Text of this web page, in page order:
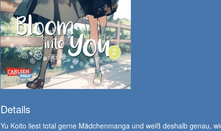
Details
Yu Koito liest total gerne Mädchenmanga und weiß deshalb genau,